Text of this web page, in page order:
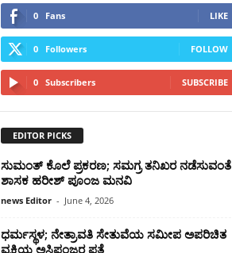
0 Fans LIKE
0 Followers FOLLOW
0 Subscribers SUBSCRIBE
EDITOR PICKS
ಸುಮಂತ್ ಕೊಲೆ ಪ್ರಕರಣ; ಸಮಗ್ರ ತನಿಖರ ನಡೆಸುವಂತೆ
ಶಾಸಕ ಹರೀಶ್ ಪೂಂಜ ಮನವಿ
news Editor - June 4, 2026
ಧರ್ಮಸ್ಥಳ; ನೇತ್ರಾವತಿ ಸೇತುವೆಯ ಸಮೀಪ ಅಪರಿಚಿತ
ವ್ಯಕ್ತಿಯ ಅಸ್ಥಿಪಂಜರ ಪತ್ತೆ